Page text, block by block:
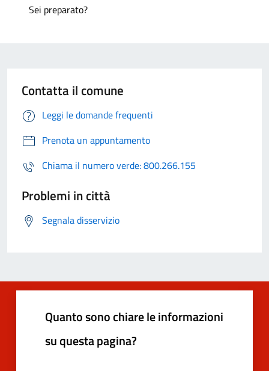
Sei preparato?
Contatta il comune
Leggi le domande frequenti
Prenota un appuntamento
Chiama il numero verde: 800.266.155
Problemi in città
Segnala disservizio
Quanto sono chiare le informazioni
su questa pagina?